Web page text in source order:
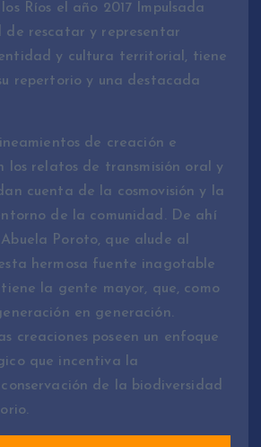
Ríos el año 2017 Impulsada
de rescatar y representar
y cultura territorial, tiene
repertorio y una destacada
de creación e
los relatos de transmisión oral y
cuenta de la cosmovisión y la
de la comunidad. De ahí
Poroto, que alude al
hermosa fuente inagotable
la gente mayor, que, como
en generación.
creaciones poseen un enfoque
que incentiva la
de la biodiversidad